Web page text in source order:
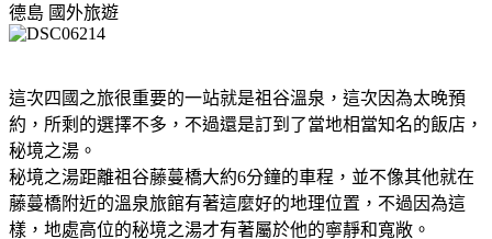
德島 國外旅遊
這次四國之旅很重要的一站就是祖谷溫泉，這次因為太晚預
約，所剩的選擇不多，不過還是訂到了當地相當知名的飯店，
秘境之湯。
秘境之湯距離祖谷藤蔓橋大約6分鐘的車程，並不像其他就在
藤蔓橋附近的溫泉旅館有著這麼好的地理位置，不過因為這
樣，地處高位的秘境之湯才有著屬於他的寧靜和寬敞。